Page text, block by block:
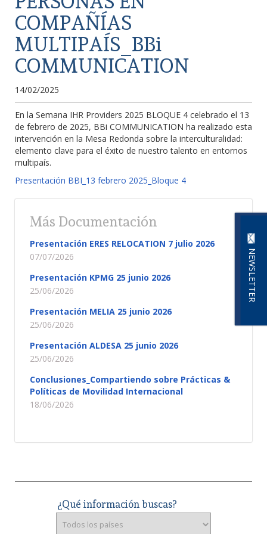
NEWSLETTER
COMPAÑÍAS
MULTIPAÍS_BBi
COMMUNICATION
14/02/2025
En la Semana IHR Providers 2025 BLOQUE 4 celebrado el 13
de febrero de 2025, BBi COMMUNICATION ha realizado esta
intervención en la Mesa Redonda sobre la interculturalidad:
elemento clave para el éxito de nuestro talento en entornos
multipaís.
Presentación BBI_13 febrero 2025_Bloque 4
Más Documentación
Presentación ERES RELOCATION 7 julio 2026
07/07/2026
Presentación KPMG 25 junio 2026
25/06/2026
Presentación MELIA 25 junio 2026
25/06/2026
Presentación ALDESA 25 junio 2026
25/06/2026
Conclusiones_Compartiendo sobre Prácticas &
Políticas de Movilidad Internacional
18/06/2026
¿Qué información buscas?